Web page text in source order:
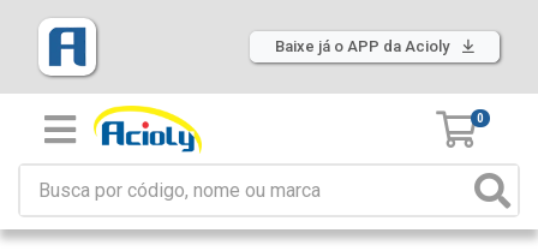
Baixe já o APP da Acioly
0